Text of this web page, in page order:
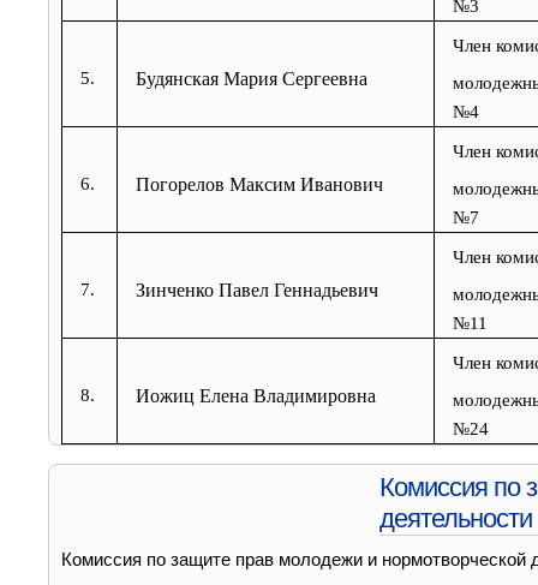
№3
5. Будянская Мария Сергеевна
Член
№4
6. Погорелов Максим Иванович
Член
№7
7. Зинченко Павел Геннадьевич
Член
№11
8. Иожиц Елена Владимировна
Член
№24
Комиссия по
деятельности
Комиссия по защите прав молодежи и нормотворческой